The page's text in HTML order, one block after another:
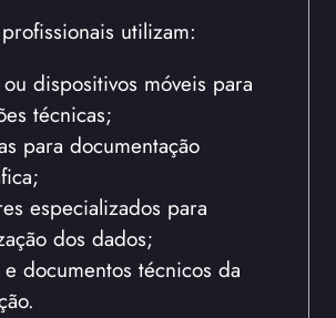
utilizam:
ou dispositivos móveis para
técnicas;
para documentação
especializados para
dos dados;
e documentos técnicos da